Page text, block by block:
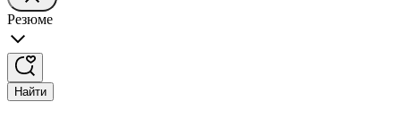
Резюме
Найти